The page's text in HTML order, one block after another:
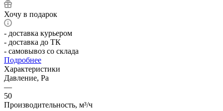
Хочу в подарок
- доставка курьером
- доставка до ТК
- самовывоз со склада
Подробнее
Характеристики
Давление, Pa
—
50
Производительность, м³/ч